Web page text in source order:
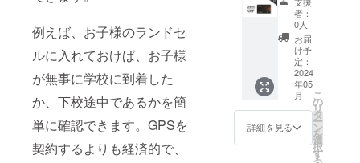
例えば、お子様のランドセ
ルに入れておけば、お子様
が無事に学校に到着した
か、下校途中であるかを簡
単に確認できます。GPSを
契約するよりも経済的で、
日本語
取扱説
明書×1
F】カー
ド型紛
失防止
タグ
「MOY
AGOA
」×1 定
価:10,5
00円
（税
込） ※
送料無
者：
0人
お届
け予
定：
2024
年05
月
詳細を見る
こ
の
リ
タ
ー
ン
を
選
択
す
る